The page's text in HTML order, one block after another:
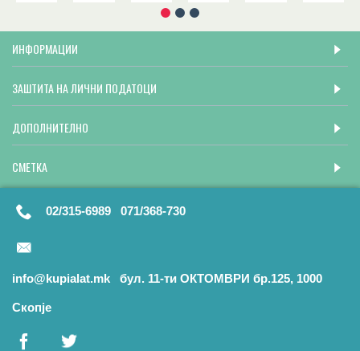
ИНФОРМАЦИИ
ЗАШТИТА НА ЛИЧНИ ПОДАТОЦИ
ДОПОЛНИТЕЛНО
СМЕТКА
02/315-6989 071/368-730
info@kupialat.mk бул. 11-ти ОКТОМВРИ бр.125, 1000
Скопје